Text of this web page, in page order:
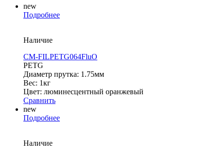
new
Подробнее
Наличие
CM-FILPETG064FluO
PETG
Диаметр прутка: 1.75мм
Вес: 1кг
Цвет: люминесцентный оранжевый
Сравнить
new
Подробнее
Наличие